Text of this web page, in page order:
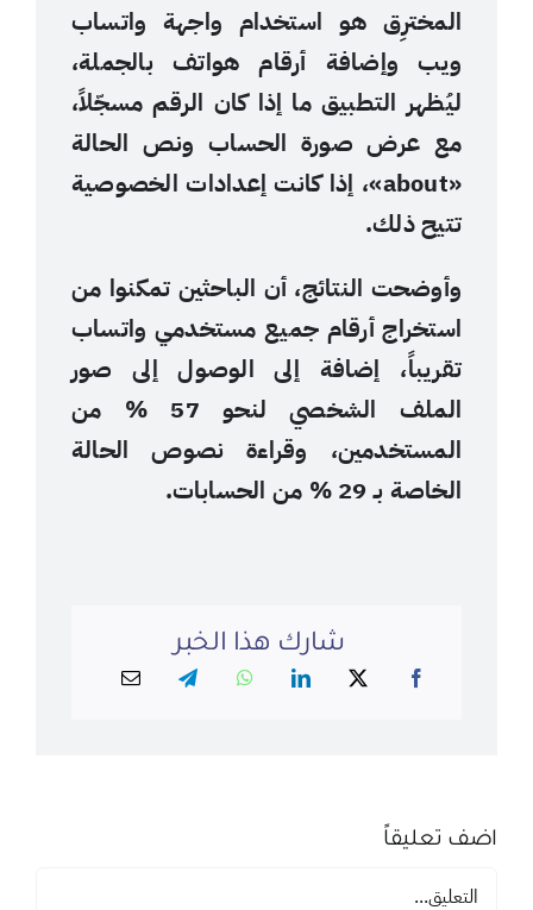
المخترِق هو استخدام واجهة واتساب
ويب وإضافة أرقام هواتف بالجملة،
ليُظهر التطبيق ما إذا كان الرقم مسجّلاً،
مع عرض صورة الحساب ونص الحالة
«about»، إذا كانت إعدادات الخصوصية
تتيح ذلك.
وأوضحت النتائج، أن الباحثين تمكنوا من
استخراج أرقام جميع مستخدمي واتساب
تقريباً، إضافة إلى الوصول إلى صور
الملف الشخصي لنحو 57 % من
المستخدمين، وقراءة نصوص الحالة
الخاصة بـ 29 % من الحسابات.
شارك هذا الخبر
اضف تعليقاً
تعليق